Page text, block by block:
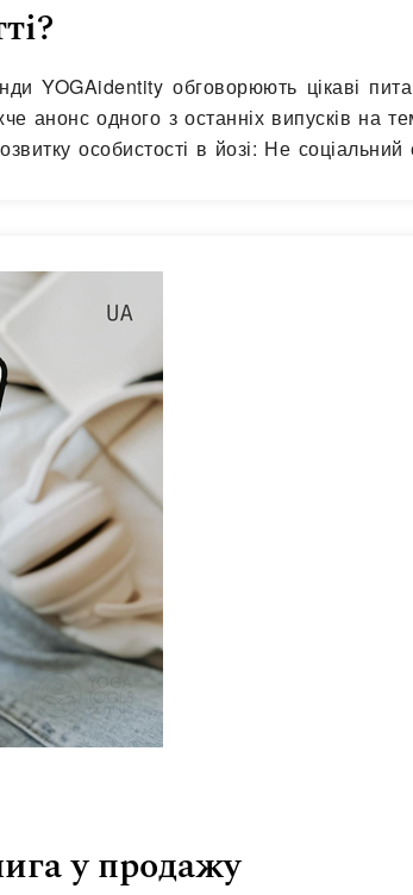
YOGAidentity обговорюють цікаві
анонс одного з останніх випусків на
особистості в йозі: Не соціальний
у продажу